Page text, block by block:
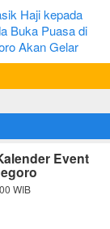
Haji kepada
Buka Puasa di
Akan Gelar
Event
WIB